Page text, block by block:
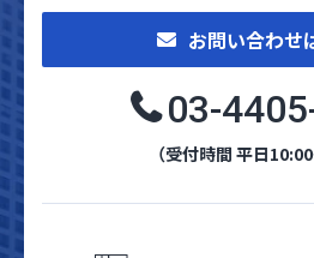
お問い合わせ
03-
（受付時間 平日